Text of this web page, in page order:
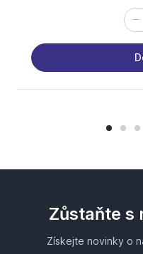
Zůstaňte s
Získejte novinky o